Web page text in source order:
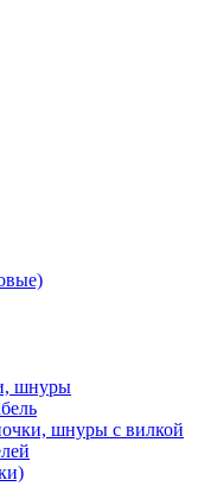
шнуры
шнуры с вилкой